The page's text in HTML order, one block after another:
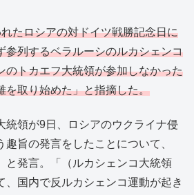
たロシアの対ドイツ戦勝記念日に
参列するベラルーシのルカシェンコ
のトカエフ大統領が参加しなかった
を取り始めた」と指摘した。
統領が9日、ロシアのウクライナ侵
旨の発言をしたことについて、
と発言。「（ルカシェンコ大統領
、国内で反ルカシェンコ運動が起き